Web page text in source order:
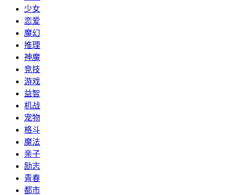
少女
恋爱
魔幻
推理
神魔
竞技
游戏
益智
机战
宠物
格斗
魔法
亲子
励志
青春
都市